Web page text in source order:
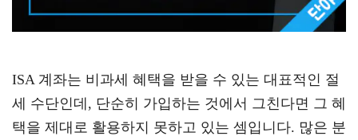
ISA 계좌는 비과세 혜택을 받을 수 있는 대표적인 절
세 수단인데, 단순히 가입하는 것에서 그친다면 그 혜
택을 제대로 활용하지 못하고 있는 셈입니다. 많은 분